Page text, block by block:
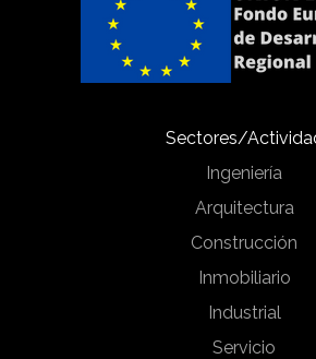
Sectores/
Ingeniería
Arquitectura
Construcción
Inmobiliario
Industrial
Servicio